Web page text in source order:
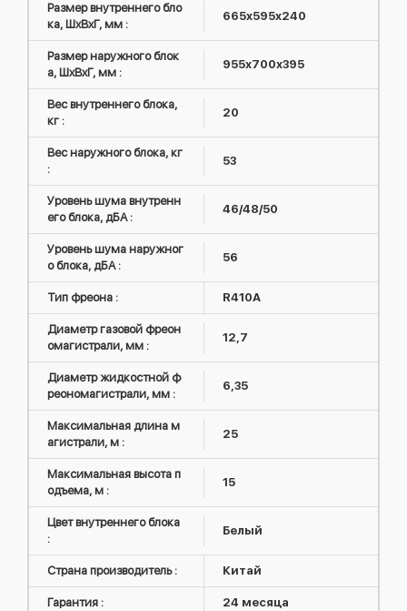
Размер внутреннего бло
ка, ШxВxГ, мм :
665x595x240
Размер наружного блок
а, ШxВxГ, мм :
955х700х395
Вес внутреннего блока,
кг :
20
Вес наружного блока, кг
:
53
Уровень шума внутренн
его блока, дБА :
46/48/50
Уровень шума наружног
о блока, дБА :
56
Тип фреона : R410А
Диаметр газовой фреон
омагистрали, мм :
12,7
Диаметр жидкостной ф
реономагистрали, мм :
6,35
Максимальная длина м
агистрали, м :
25
Максимальная высота п
одъема, м :
15
Цвет внутреннего блока
:
Белый
Страна производитель : Китай
Гарантия : 24 месяца